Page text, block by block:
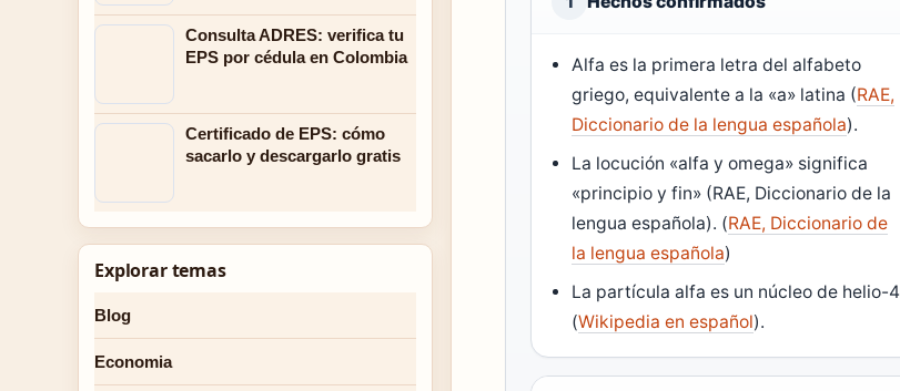
Alfa es la primera letra del alfabeto
griego, equivalente a la «a» latina (RAE,
Diccionario de la lengua española).
La locución «alfa y omega» significa
«principio y fin» (RAE, Diccionario de la
lengua española). (RAE, Diccionario de
la lengua española)
La partícula alfa es un núcleo de helio-4
(Wikipedia en español).
Consulta ADRES: verifica tu
EPS por cédula en Colombia
Certificado de EPS: cómo
sacarlo y descargarlo gratis
Explorar temas
Blog
Economia